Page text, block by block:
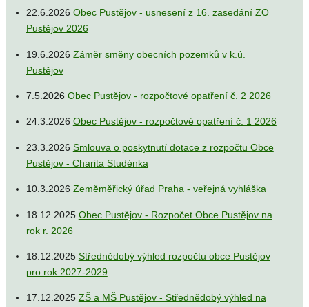
22.6.2026 Obec Pustějov - usnesení z 16. zasedání ZO
Pustějov 2026
19.6.2026 Záměr směny obecních pozemků v k.ú.
Pustějov
7.5.2026 Obec Pustějov - rozpočtové opatření č. 2 2026
24.3.2026 Obec Pustějov - rozpočtové opatření č. 1 2026
23.3.2026 Smlouva o poskytnutí dotace z rozpočtu Obce
Pustějov - Charita Studénka
10.3.2026 Zeměměřický úřad Praha - veřejná vyhláška
18.12.2025 Obec Pustějov - Rozpočet Obce Pustějov na
rok r. 2026
18.12.2025 Střednědobý výhled rozpočtu obce Pustějov
pro rok 2027-2029
17.12.2025 ZŠ a MŠ Pustějov - Střednědobý výhled na